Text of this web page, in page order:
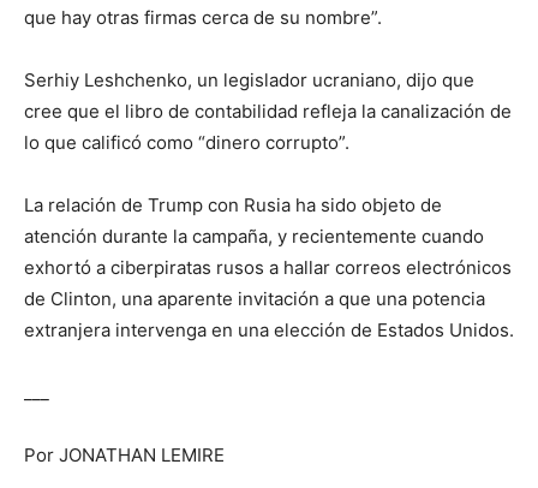
que hay otras firmas cerca de su nombre”.
Serhiy Leshchenko, un legislador ucraniano, dijo que
cree que el libro de contabilidad refleja la canalización de
lo que calificó como “dinero corrupto”.
La relación de Trump con Rusia ha sido objeto de
atención durante la campaña, y recientemente cuando
exhortó a ciberpiratas rusos a hallar correos electrónicos
de Clinton, una aparente invitación a que una potencia
extranjera intervenga en una elección de Estados Unidos.
Por JONATHAN LEMIRE